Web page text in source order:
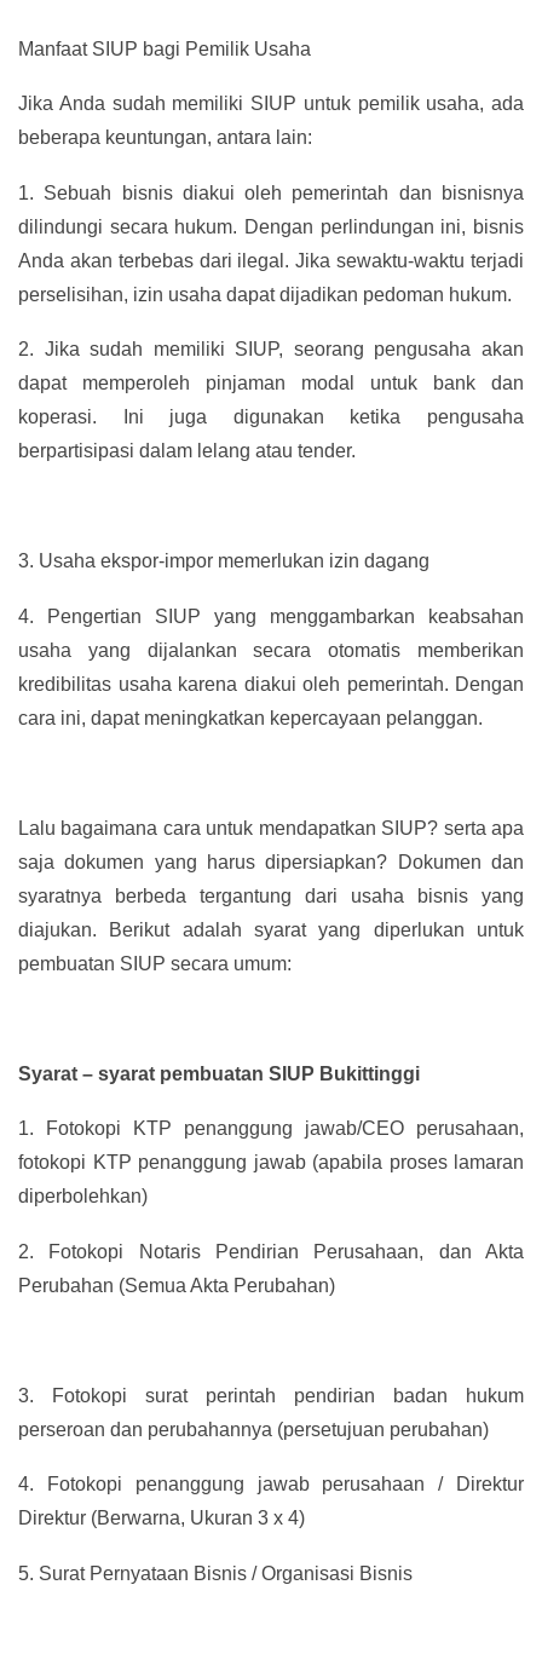
Manfaat SIUP bagi Pemilik Usaha
Jika Anda sudah memiliki SIUP untuk pemilik usaha, ada
beberapa keuntungan, antara lain:
1. Sebuah bisnis diakui oleh pemerintah dan bisnisnya
dilindungi secara hukum. Dengan perlindungan ini, bisnis
Anda akan terbebas dari ilegal. Jika sewaktu-waktu terjadi
perselisihan, izin usaha dapat dijadikan pedoman hukum.
2. Jika sudah memiliki SIUP, seorang pengusaha akan
dapat memperoleh pinjaman modal untuk bank dan
koperasi. Ini juga digunakan ketika pengusaha
berpartisipasi dalam lelang atau tender.
3. Usaha ekspor-impor memerlukan izin dagang
4.
Pengertian SIUP yang menggambarkan keabsahan
usaha yang dijalankan secara otomatis memberikan
kredibilitas usaha karena diakui oleh pemerintah. Dengan
cara ini, dapat meningkatkan kepercayaan pelanggan.
Lalu bagaimana cara untuk mendapatkan SIUP? serta apa
saja dokumen yang harus dipersiapkan? Dokumen dan
syaratnya berbeda tergantung dari usaha bisnis yang
diajukan. Berikut adalah syarat yang diperlukan untuk
pembuatan SIUP secara umum:
Syarat – syarat pembuatan SIUP Bukittinggi
1.
Fotokopi KTP penanggung jawab/CEO perusahaan,
fotokopi KTP penanggung jawab (apabila proses lamaran
diperbolehkan)
2.
Fotokopi Notaris Pendirian Perusahaan, dan Akta
Perubahan (Semua Akta Perubahan)
3.
Fotokopi surat perintah pendirian badan hukum
perseroan dan perubahannya (persetujuan perubahan)
4.
Fotokopi penanggung jawab perusahaan / Direktur
Direktur (Berwarna, Ukuran 3 x 4)
5. Surat Pernyataan Bisnis / Organisasi Bisnis